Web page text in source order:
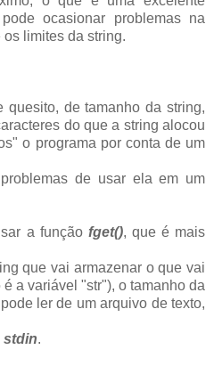
ocasionar problemas na
limites da string.
de tamanho da string,
do que a string alocou
o programa por conta de um
de usar ela em um
a função fget(), que é mais
que vai armazenar o que vai
a variável "str"), o tamanho da
ler de um arquivo de texto,
stdin.